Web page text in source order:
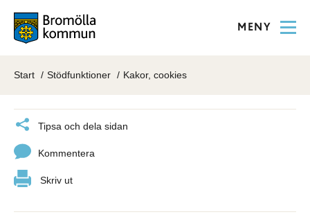
MENY
Start Stödfunktioner Kakor, cookies
Tipsa och dela sidan
Kommentera
Skriv ut